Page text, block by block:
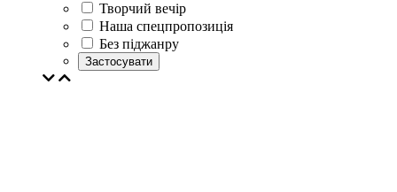
Творчий вечір
Наша спецпропозиція
Без піджанру
Застосувати